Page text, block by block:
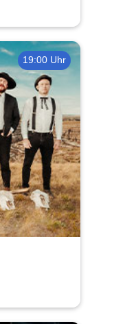
19:00 Uhr